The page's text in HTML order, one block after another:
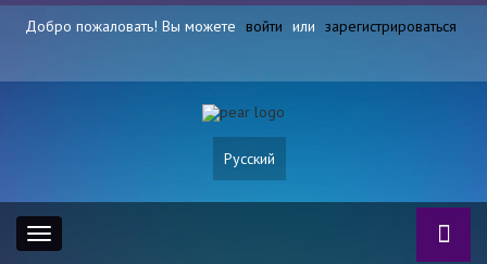
Добро пожаловать! Вы можете войти или зарегистрироваться
Русский
Toggle
navigation